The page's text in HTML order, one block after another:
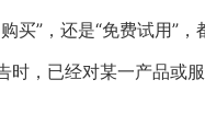
买”，还是“免费试用”
时，已经对某一产品或